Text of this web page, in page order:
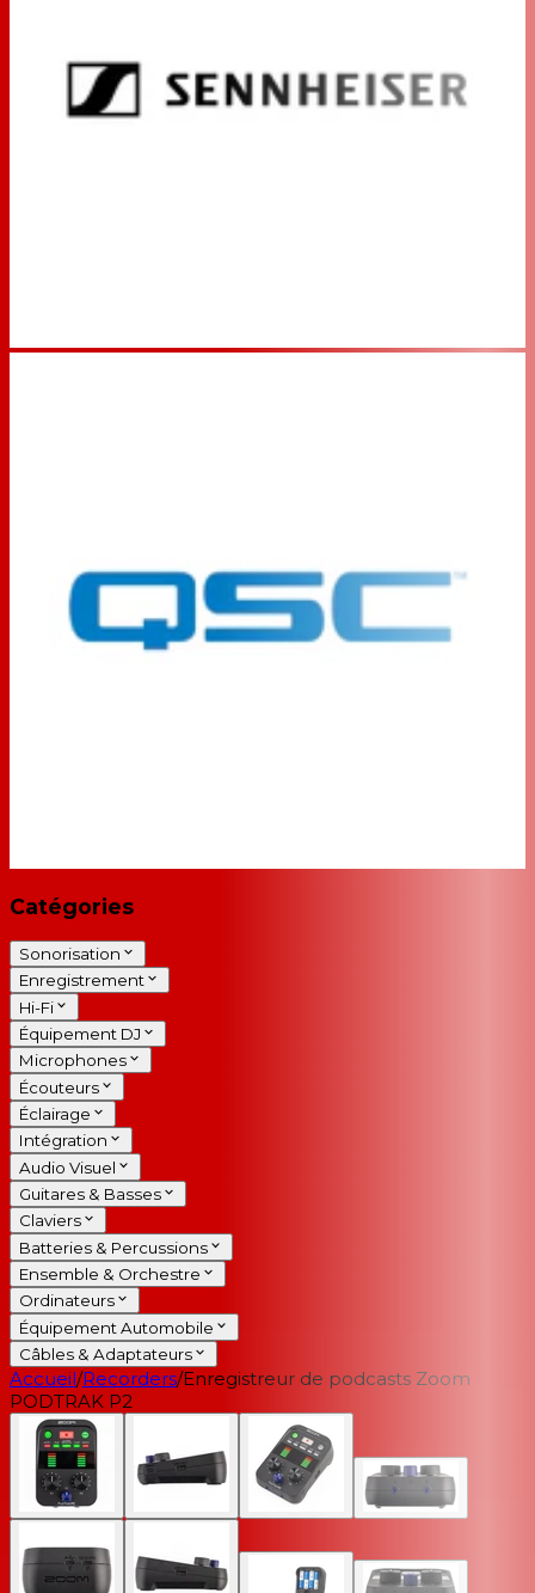
Catégories
Sonorisation
Enregistrement
Hi-Fi
Équipement DJ
Microphones
Écouteurs
Éclairage
Intégration
Audio Visuel
Guitares & Basses
Claviers
Batteries & Percussions
Ensemble & Orchestre
Ordinateurs
Équipement Automobile
Câbles & Adaptateurs
Accueil/Recorders/Enregistreur de podcasts Zoom
PODTRAK P2